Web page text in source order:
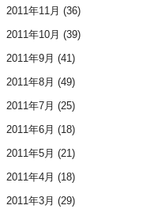
2011年11月 (36)
2011年10月 (39)
2011年9月 (41)
2011年8月 (49)
2011年7月 (25)
2011年6月 (18)
2011年5月 (21)
2011年4月 (18)
2011年3月 (29)